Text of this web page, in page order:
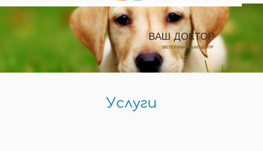
ВАШ ДОКТОР
ВЕТЕРИНАРНЫЙ ЦЕНТР
Услуги